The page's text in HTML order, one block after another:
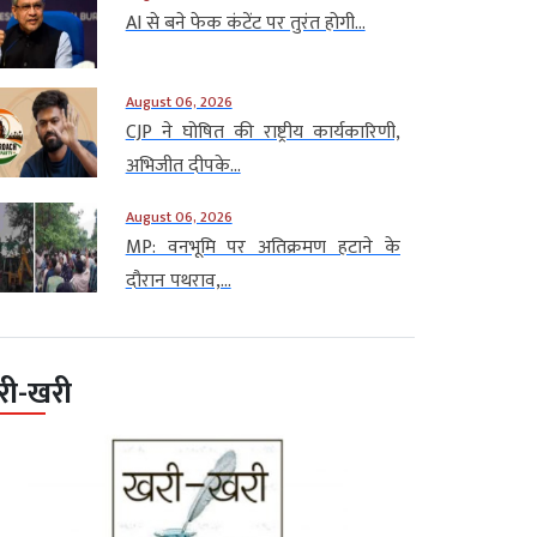
AI से बने फेक कंटेंट पर तुरंत होगी...
August 06, 2026
CJP ने घोषित की राष्ट्रीय कार्यकारिणी,
अभिजीत दीपके...
August 06, 2026
MP: वनभूमि पर अतिक्रमण हटाने के
दौरान पथराव,...
खरी